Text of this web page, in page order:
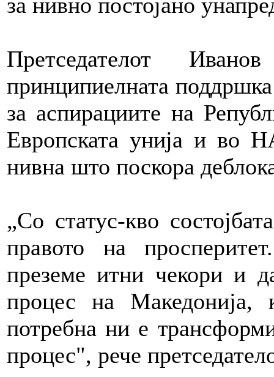
за нивно постојано
Претседателот
принципиелната
за аспирациите на
Европската унија и во
нивна што поскора
„Со статус-кво
правото на
преземе итни чекори и
процес на Македонија,
потребна ни е
процес", рече